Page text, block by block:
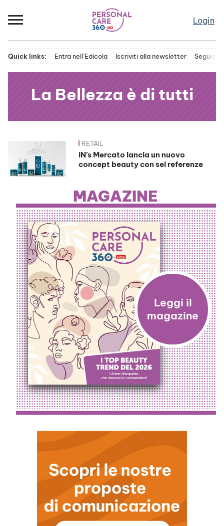
al
Login
principale
Quick links: Entra nell’Edicola Iscriviti alla newsletter Seguici
La Bellezza è di tutti
RETAIL
iN’s Mercato lancia un nuovo
concept beauty con sei referenze
MAGAZINE